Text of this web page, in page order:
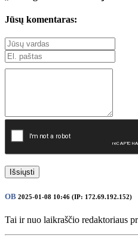
Jūsų komentaras:
Išsiųsti
OB 2025-01-08 10:46 (IP: 172.69.192.152)
Tai ir nuo laikraščio redaktoriaus